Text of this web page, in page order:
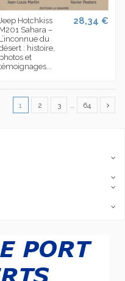
Hotchkiss
M201 Sahara –
L’inconnue du
: histoire,
photos et
28,34 €
1 2 3 64